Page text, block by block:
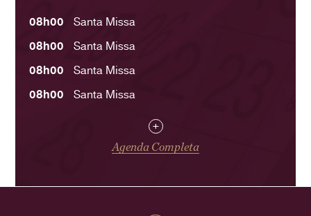
08h00
Santa Missa
08h00
Santa Missa
08h00
Santa Missa
08h00
Santa Missa
+
Agenda Completa